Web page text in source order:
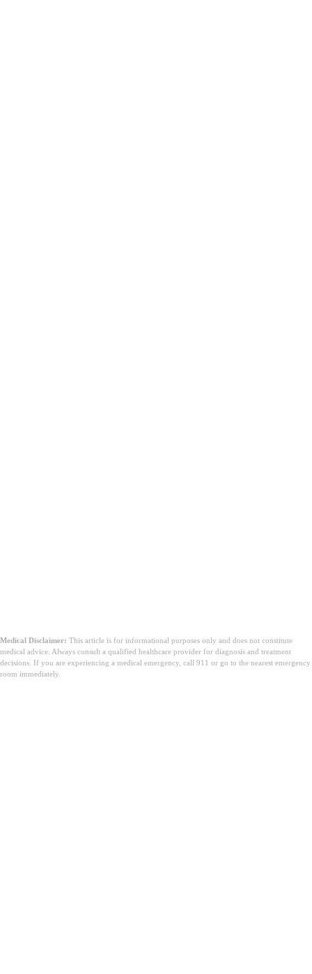
Medical Disclaimer: This article is for informational purposes only and does not constitute
medical advice. Always consult a qualified healthcare provider for diagnosis and treatment
decisions. If you are experiencing a medical emergency, call 911 or go to the nearest emergency
room immediately.